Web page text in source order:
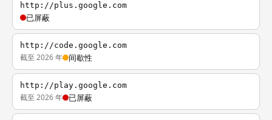
http://plus.google.com
已屏蔽
http://code.google.com
截至 2026 年 间歇性
http://play.google.com
截至 2026 年 已屏蔽